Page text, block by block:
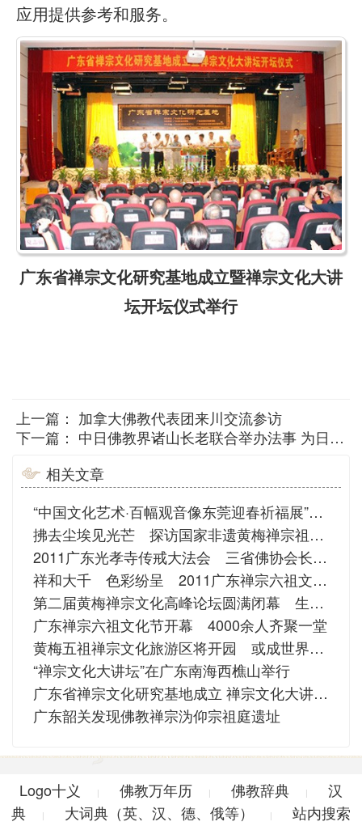
应用提供参考和服务。
广东省禅宗文化研究基地成立暨禅宗文化大讲
坛开坛仪式举行
上一篇： 加拿大佛教代表团来川交流参访
下一篇： 中日佛教界诸山长老联合举办法事 为日"3·11"地震受灾者祈福
相关文章
“中国文化艺术·百幅观音像东莞迎春祈福展”广东举行
拂去尘埃见光芒 探访国家非遗黄梅禅宗祖师传说
2011广东光孝寺传戒大法会 三省佛协会长传授初坛沙弥戒
祥和大千 色彩纷呈 2011广东禅宗六祖文化节圆满闭幕
第二届黄梅禅宗文化高峰论坛圆满闭幕 生活禅研究有新进展
广东禅宗六祖文化节开幕 4000余人齐聚一堂
黄梅五祖禅宗文化旅游区将开园 或成世界禅修圣地
“禅宗文化大讲坛”在广东南海西樵山举行
广东省禅宗文化研究基地成立 禅宗文化大讲坛开讲
广东韶关发现佛教禅宗沩仰宗祖庭遗址
Logo十义 | 佛教万年历 | 佛教辞典 |
汉
典
| 大词典（英、汉、德、俄等） | 站内搜索